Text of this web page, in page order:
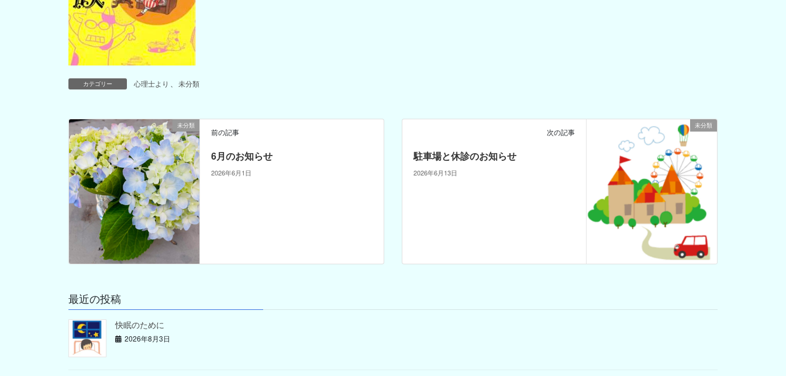
カテゴリー 心理士より 未分類
未分類
前の記事
6月のお知らせ
2026年6月1日
未分類
次の記事
駐車場と休診のお知らせ
2026年6月13日
最近の投稿
快眠のために
2026年8月3日